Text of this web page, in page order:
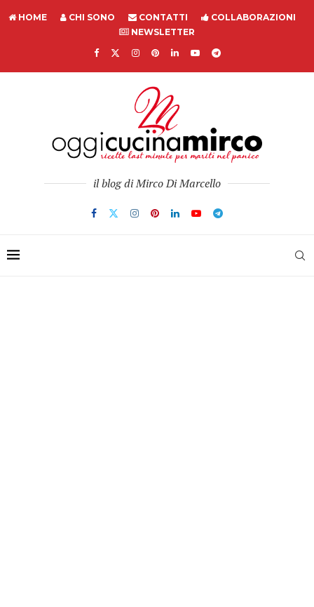
HOME CHI SONO CONTATTI
COLLABORAZIONI
NEWSLETTER
il blog di Mirco Di Marcello